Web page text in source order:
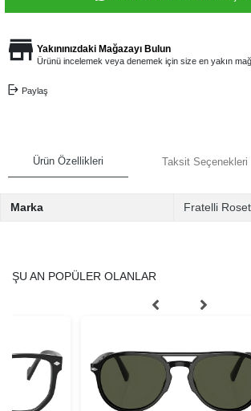
Yakınınızdaki Mağazayı Bulun
Ürünü incelemek veya denemek için size en yakın
Paylaş
Ürün Özellikleri Taksit Seçenekleri
Marka Fratelli
ŞU AN POPÜLER OLANLAR